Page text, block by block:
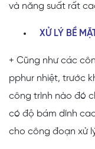
và năng suất rất
XỬ LÝ BỀ
+ Cũng như các
pphur nhiệt, trước
công trình nào đó
có độ bám dính
cho công đoạn xử